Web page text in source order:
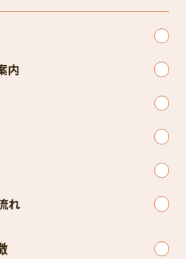
建物診断
積り